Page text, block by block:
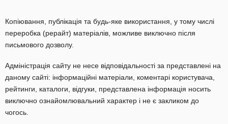
Копіювання, публікація та будь-яке використання, у тому числі
переробка (рерайт) матеріалів, можливе виключно після
письмового дозволу.
Адміністрація сайту не несе відповідальності за представлені на
даному сайті: інформаційні матеріали, коментарі користувача,
рейтинги, каталоги, відгуки, представлена інформація носить
виключно ознайомлювальний характер і не є закликом до
чогось.